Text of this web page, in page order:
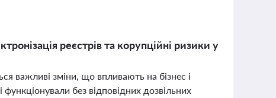
реєстрів та корупційні ризики у
важливі зміни, що впливають на бізнес і
без відповідних дозвільних